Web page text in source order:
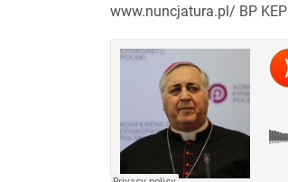
www.nuncjatura.pl/ BP KEP